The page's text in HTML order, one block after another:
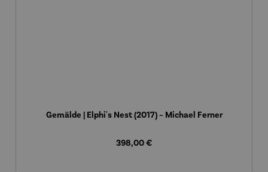
Gemälde | Elphi's Nest (2017) – Michael Ferner
Regulärer Preis:
398,00 €